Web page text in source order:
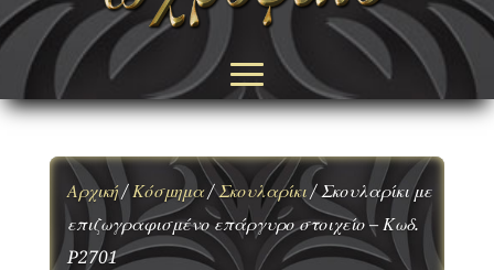
Αρχική/Κόσμημα/Σκουλαρίκι/ Σκουλαρίκι με
επιζωγραφισμένο επάργυρο στοιχείο – Κωδ.
P2701